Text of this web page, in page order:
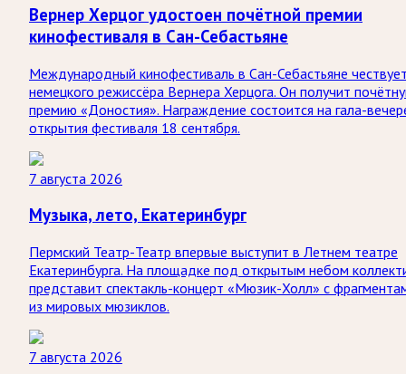
Вернер Херцог удостоен почётной премии
кинофестиваля в Сан-Себастьяне
Международный кинофестиваль в Сан-Себастьяне
немецкого режиссёра Вернера Херцога. Он получит
премию «Доностия». Награждение состоится на гала-
открытия фестиваля 18 сентября.
7 августа 2026
Музыка, лето, Екатеринбург
Пермский Театр-Театр впервые выступит в Летнем театре
Екатеринбурга. На площадке под открытым небом
представит спектакль-концерт «Мюзик-Холл» с
из мировых мюзиклов.
7 августа 2026